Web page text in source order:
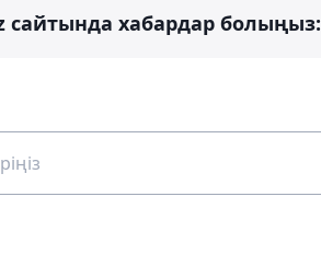
хабардар болыңыз: